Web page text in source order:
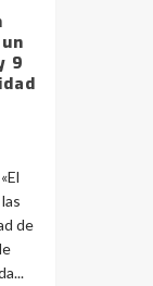
9
de
de los
desde YPF
a 1338 pesos
de Cereales de
anticipa que
y heladas,